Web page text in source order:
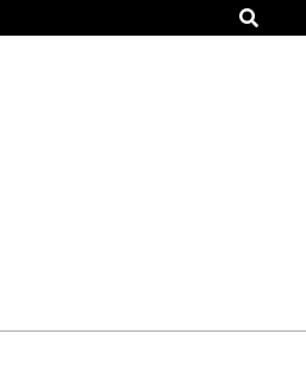
Search